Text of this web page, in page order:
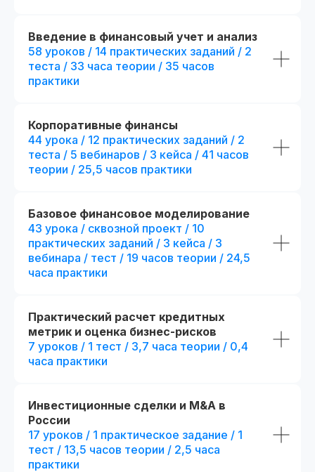
Введение в финансовый учет и анализ
58 уроков / 14 практических заданий / 2
теста / 33 часа теории / 35 часов
практики
Корпоративные финансы
44 урока / 12 практических заданий / 2
теста / 5 вебинаров / 3 кейса / 41 часов
теории / 25,5 часов практики
Базовое финансовое моделирование
43 урока / сквозной проект / 10
практических заданий / 3 кейса / 3
вебинара / тест / 19 часов теории / 24,5
часа практики
Практический расчет кредитных
метрик и оценка бизнес-рисков
7 уроков / 1 тест / 3,7 часа теории / 0,4
часа практики
Инвестиционные сделки и M&A в
России
17 уроков / 1 практическое задание / 1
тест / 13,5 часов теории / 2,5 часа
практики
Лицензия на осуществление
образовательной деятельности№
вашей квалификации, что
профессионального развития
При дополнительной
регистрации
Диплом о прохождении курса
Удостоверение о
квалификации
Являемся официальными
администраторами экзамена СФА
и даем20% скидку